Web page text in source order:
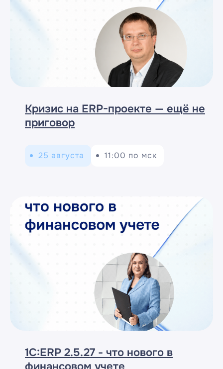
Кризис на ERP-проекте — ещё не
приговор
25 августа 11:00 по мск
1С:ERP 2.5.27 - что нового в